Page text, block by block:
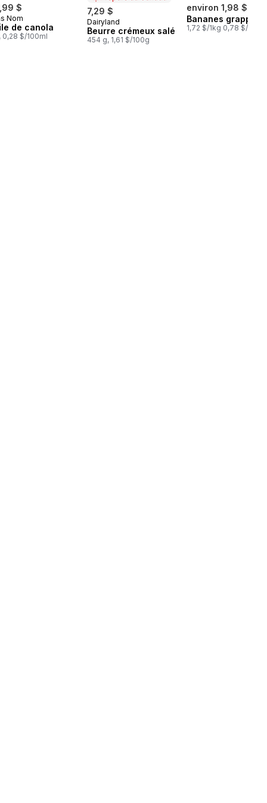
$
Nom
de canola
0,28 $/100ml
7,29 $
Préparé au Canada
Dairyland
Beurre crémeux salé
454 g, 1,61 $/100g
environ 1,98 $
Bananes grappe
1,72 $/1kg 0,78 $/1lb